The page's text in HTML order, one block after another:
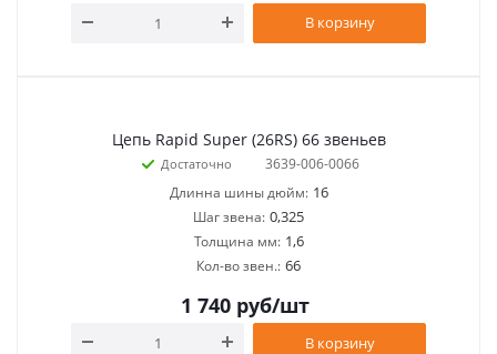
В корзину
Цепь Rapid Super (26RS) 66 звеньев
Достаточно
3639-006-0066
Длинна шины дюйм: 16
Шаг звена: 0,325
Толщина мм: 1,6
Кол-во звен.: 66
1 740руб/шт
В корзину